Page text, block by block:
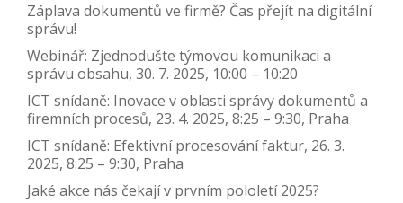
Záplava dokumentů ve firmě? Čas přejít na digitální
správu!
Webinář: Zjednodušte týmovou komunikaci a
správu obsahu, 30. 7. 2025, 10:00 – 10:20
ICT snídaně: Inovace v oblasti správy dokumentů a
firemních procesů, 23. 4. 2025, 8:25 – 9:30, Praha
ICT snídaně: Efektivní procesování faktur, 26. 3.
2025, 8:25 – 9:30, Praha
Jaké akce nás čekají v prvním pololetí 2025?